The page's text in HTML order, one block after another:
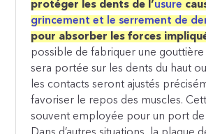
protéger les dents de l’usure
grincement et le serrement de
pour absorber les forces
possible de fabriquer une gouttière
sera portée sur les dents du haut
les contacts seront ajustés
favoriser le repos des muscles.
souvent employée pour un port de